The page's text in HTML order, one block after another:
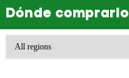
Dónde comprarlo